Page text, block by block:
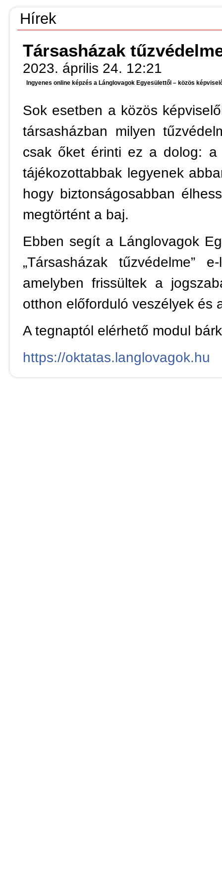
Hírek
Társasházak
2023. április 24. 12:21
Ingyenes online képzés a Lánglovagok Egyesülettől – közös
Sok esetben a közös
társasházban milyen
csak őket érinti ez a dolog:
tájékozottabbak legyenek
hogy biztonságosabban
megtörtént a baj.
Ebben segít a Lánglovagok
„Társasházak tűzvédelme”
amelyben frissültek a
otthon előforduló veszélyek és
A tegnaptól elérhető modul
https://oktatas.langlovagok.hu